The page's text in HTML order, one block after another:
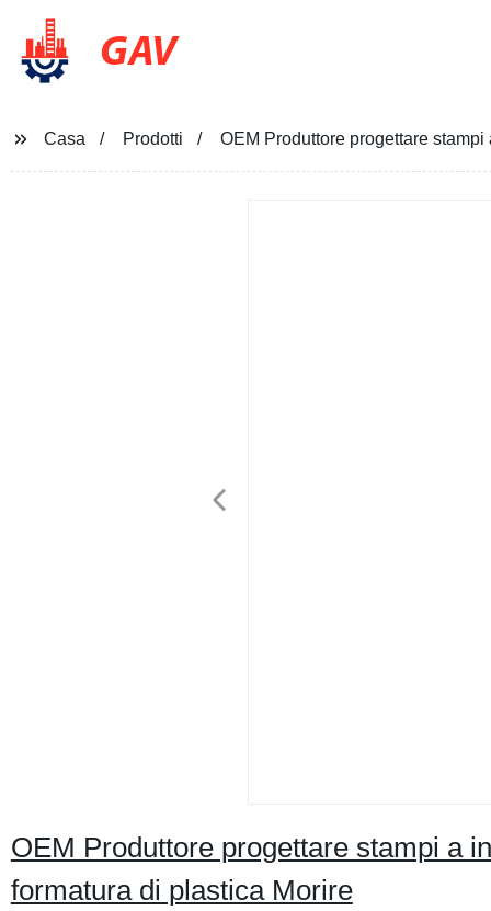
GAV
Casa Prodotti OEM Produttore progettare
OEM Produttore progettare stampi a
formatura di plastica Morire